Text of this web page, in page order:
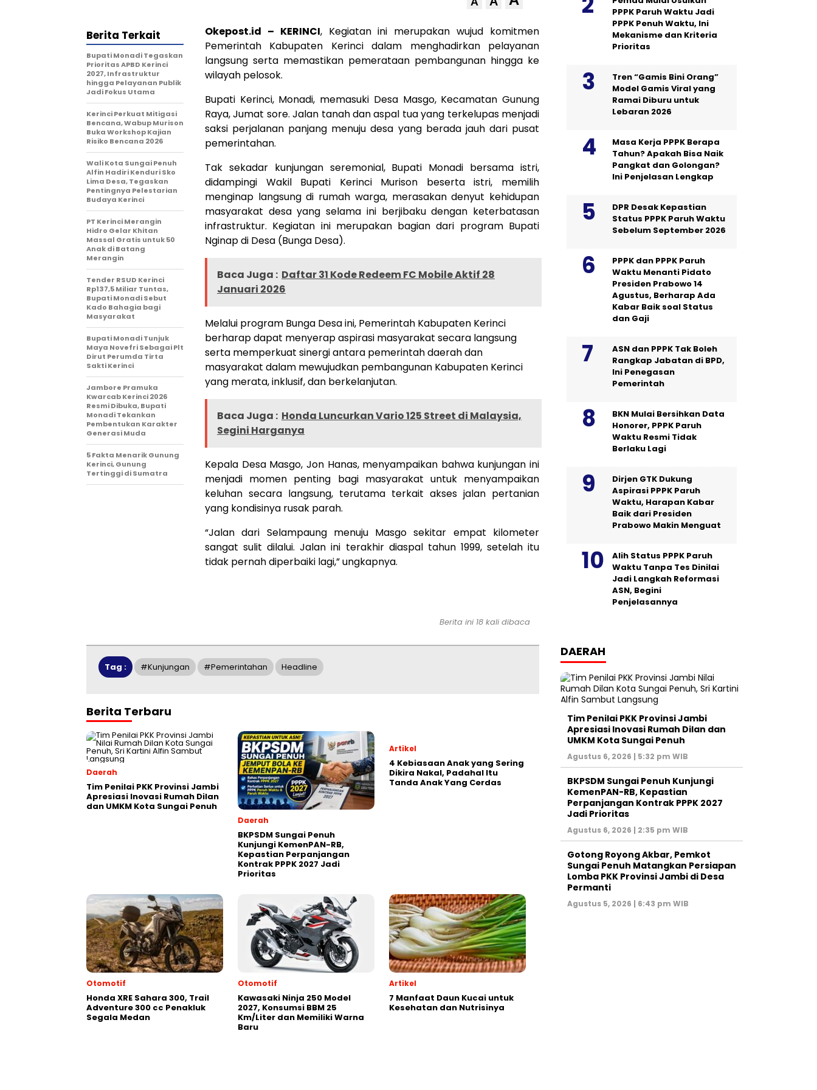
Okepost.id – KERINCI, Kegiatan ini merupakan wujud komitmen
Pemerintah Kabupaten Kerinci dalam menghadirkan pelayanan
langsung serta memastikan pemerataan pembangunan hingga ke
wilayah pelosok.
Bupati Kerinci, Monadi, memasuki Desa Masgo, Kecamatan Gunung
Raya, Jumat sore. Jalan tanah dan aspal tua yang terkelupas menjadi
saksi perjalanan panjang menuju desa yang berada jauh dari pusat
pemerintahan.
Tak sekadar kunjungan seremonial, Bupati Monadi bersama istri,
didampingi Wakil Bupati Kerinci Murison beserta istri, memilih
menginap langsung di rumah warga, merasakan denyut kehidupan
masyarakat desa yang selama ini berjibaku dengan keterbatasan
infrastruktur. Kegiatan ini merupakan bagian dari program Bupati
Nginap di Desa (Bunga Desa).
Baca Juga : Daftar 31 Kode Redeem FC Mobile Aktif 28
Januari 2026
Melalui program Bunga Desa ini, Pemerintah Kabupaten Kerinci
berharap dapat menyerap aspirasi masyarakat secara langsung
serta memperkuat sinergi antara pemerintah daerah dan
masyarakat dalam mewujudkan pembangunan Kabupaten Kerinci
yang merata, inklusif, dan berkelanjutan.
Baca Juga : Honda Luncurkan Vario 125 Street di Malaysia,
Segini Harganya
Kepala Desa Masgo, Jon Hanas, menyampaikan bahwa kunjungan ini
menjadi momen penting bagi masyarakat untuk menyampaikan
keluhan secara langsung, terutama terkait akses jalan pertanian
yang kondisinya rusak parah.
“Jalan dari Selampaung menuju Masgo sekitar empat kilometer
sangat sulit dilalui. Jalan ini terakhir diaspal tahun 1999, setelah itu
tidak pernah diperbaiki lagi,” ungkapnya.
Berita Terkait
Bupati Monadi Tegaskan
Prioritas APBD Kerinci
2027, Infrastruktur
hingga Pelayanan Publik
Jadi Fokus Utama
Kerinci Perkuat Mitigasi
Bencana, Wabup Murison
Buka Workshop Kajian
Risiko Bencana 2026
Wali Kota Sungai Penuh
Alfin Hadiri Kenduri Sko
Lima Desa, Tegaskan
Pentingnya Pelestarian
Budaya Kerinci
PT Kerinci Merangin
Hidro Gelar Khitan
Massal Gratis untuk 50
Anak di Batang
Merangin
Tender RSUD Kerinci
Rp137,5 Miliar Tuntas,
Bupati Monadi Sebut
Kado Bahagia bagi
Masyarakat
Bupati Monadi Tunjuk
Maya Novefri Sebagai Plt
Dirut Perumda Tirta
Sakti Kerinci
Jambore Pramuka
Kwarcab Kerinci 2026
Resmi Dibuka, Bupati
Monadi Tekankan
Pembentukan Karakter
Generasi Muda
5 Fakta Menarik Gunung
Kerinci, Gunung
Tertinggi di Sumatra
Berita ini 18 kali dibaca
Tag : #kunjungan #pemerintahan Headline
Berita Terbaru
Daerah
Tim Penilai PKK Provinsi Jambi
Apresiasi Inovasi Rumah Dilan
dan UMKM Kota Sungai Penuh
Daerah
BKPSDM Sungai Penuh
Kunjungi KemenPAN-RB,
Kepastian Perpanjangan
Kontrak PPPK 2027 Jadi
Prioritas
Artikel
4 Kebiasaan Anak yang Sering
Dikira Nakal, Padahal Itu
Tanda Anak Yang Cerdas
Otomotif
Honda XRE Sahara 300, Trail
Adventure 300 cc Penakluk
Segala Medan
Otomotif
Kawasaki Ninja 250 Model
2027, Konsumsi BBM 25
Km/Liter dan Memiliki Warna
Baru
Artikel
7 Manfaat Daun Kucai untuk
Kesehatan dan Nutrisinya
PPPK Paruh Waktu Jadi
PPPK Penuh Waktu, Ini
Mekanisme dan Kriteria
Prioritas
Tren “Gamis Bini Orang”
Model Gamis Viral yang
Ramai Diburu untuk
Lebaran 2026
Masa Kerja PPPK Berapa
Tahun? Apakah Bisa Naik
Pangkat dan Golongan?
Ini Penjelasan Lengkap
DPR Desak Kepastian
Status PPPK Paruh Waktu
Sebelum September 2026
PPPK dan PPPK Paruh
Waktu Menanti Pidato
Presiden Prabowo 14
Agustus, Berharap Ada
Kabar Baik soal Status
dan Gaji
ASN dan PPPK Tak Boleh
Rangkap Jabatan di BPD,
Ini Penegasan
Pemerintah
BKN Mulai Bersihkan Data
Honorer, PPPK Paruh
Waktu Resmi Tidak
Berlaku Lagi
Dirjen GTK Dukung
Aspirasi PPPK Paruh
Waktu, Harapan Kabar
Baik dari Presiden
Prabowo Makin Menguat
Alih Status PPPK Paruh
Waktu Tanpa Tes Dinilai
Jadi Langkah Reformasi
ASN, Begini
Penjelasannya
DAERAH
Tim Penilai PKK Provinsi Jambi
Apresiasi Inovasi Rumah Dilan dan
UMKM Kota Sungai Penuh
Agustus 6, 2026 | 5:32 pm WIB
BKPSDM Sungai Penuh Kunjungi
KemenPAN-RB, Kepastian
Perpanjangan Kontrak PPPK 2027
Jadi Prioritas
Agustus 6, 2026 | 2:35 pm WIB
Gotong Royong Akbar, Pemkot
Sungai Penuh Matangkan Persiapan
Lomba PKK Provinsi Jambi di Desa
Permanti
Agustus 5, 2026 | 6:43 pm WIB